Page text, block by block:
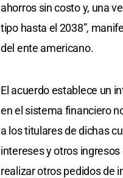
ahorros sin costo y, una
tipo hasta el 2038”,
del ente americano.
El acuerdo establece un
en el sistema financiero
a los titulares de dichas
intereses y otros
realizar otros pedidos de